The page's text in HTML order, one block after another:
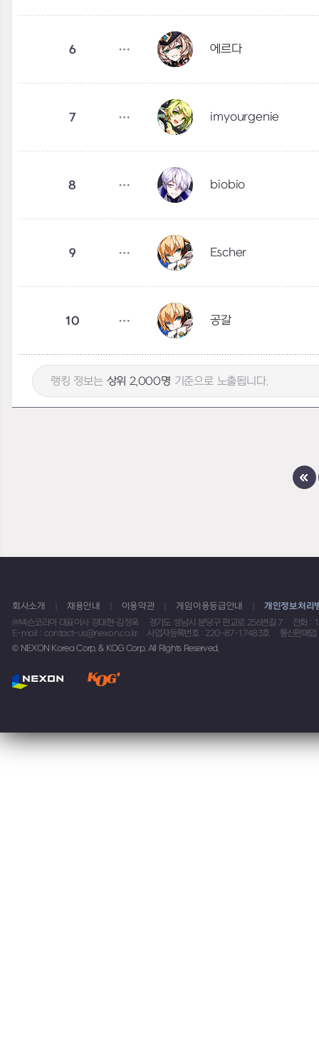
6 에르다
7 imyourgenie
8 biobio
9 Escher
10 공갈
랭킹 정보는 상위 2,000명 기준으로 노출됩니다.
회사소개 채용안내 이용약관 게임이용등급안내
개인정보처리
㈜넥슨코리아 대표이사 강대현·김정욱
경기도 성남시 분당구 판교로 256번길 7
전화 :
E-mail : contact-us@nexon.co.kr
사업자등록번호 : 220-87-17483호
통신판매
© NEXON Korea Corp. & KOG Corp. All Rights Reserved.